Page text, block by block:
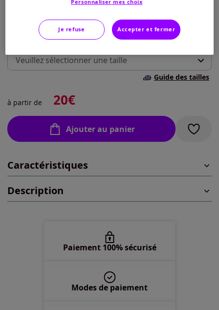
Taille standard
Veuillez sélectionner une taille
En stock
46 -En stock
48 -En stock
Guide des tailles
à partir de 20€
Ajouter au panier
Caractéristiques
Description
Paiement 100% sécurisé
Modes de paiement
Personnaliser mes choix
Je refuse Accepter et fermer